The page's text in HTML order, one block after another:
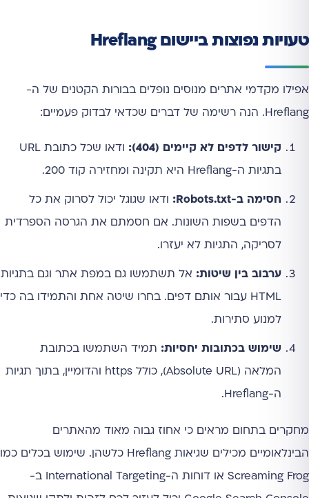
טעויות נפוצות ביישום Hreflang
אפילו מקדמי אתרים מנוסים נופלים בבורות הקטנים של ה-
Hreflang. הנה רשימה של דברים שכדאי לבדוק פעמיים:
קישור לדפים לא קיימים (404): ודאו שכל כתובת URL
בתגיות ה-Hreflang היא תקינה ומחזירה קוד 200.
חסימה ב-Robots.txt: ודאו שגוגל יכול לסרוק את כל
הדפים בשפות השונות. אם חסמתם את הגרסה הספרדית
לסריקה, התגיות לא יעזרו.
ערבוב בין שיטות: אל תשתמשו גם במפת אתר וגם בתגיות
HTML עבור אותם דפים. בחרו שיטה אחת והתמידו בה כדי
למנוע סתירות.
שימוש בכתובות יחסיות: תמיד השתמשו בכתובת
המלאה (Absolute URL), כולל https והדומיין, בתוך תגיות
ה-Hreflang.
מחקרים בתחום מראים כי אחוז גבוה מאוד מהאתרים
הבינלאומיים מכילים שגיאות Hreflang כלשהן. שימוש בכלים כמו
Screaming Frog או דוחות ה-International Targeting ב-